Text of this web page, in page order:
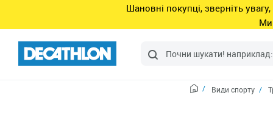
Шановні покупці, зверніть
Ми
Види спорту